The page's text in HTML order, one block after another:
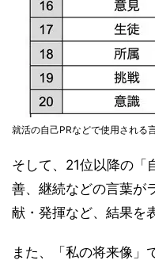
就活の自己PRなどで使用される
そして、21位以降の「
善、継続などの言葉が
献・発揮など、結果を
また、「私の将来像」